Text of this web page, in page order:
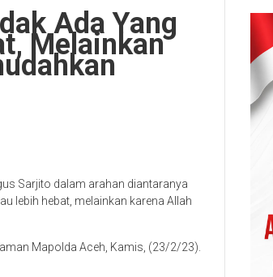
Ada Yang
Melainkan
Sarjito dalam arahan diantaranya
lebih hebat, melainkan karena Allah
Mapolda Aceh, Kamis, (23/2/23).